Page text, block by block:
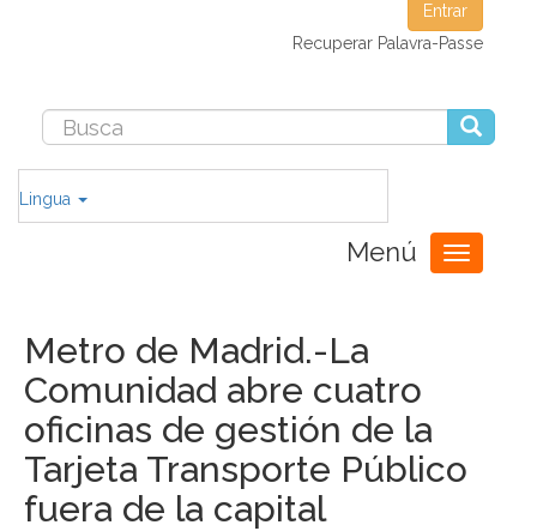
Entrar
Recuperar Palavra-Passe
Lingua
Menú
Toggle
navigation
Metro de Madrid.-La
Comunidad abre cuatro
oficinas de gestión de la
Tarjeta Transporte Público
fuera de la capital